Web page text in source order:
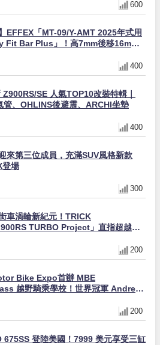
600
EFFEX「MT-09/Y-AMT 2025年式用
Fit Bar Plus」！高7mm後移16mm
400
SE 人氣TOP10改裝特輯｜
管、OHLINS後避震、ARCHI坐墊
400
來第三位成員，充滿SUV風格新款
登場
300
車渦輪新紀元！TRICK
TURBO Project」直指超越
200
Bike Expo首辦 MBE
越野騎乘學校！世界冠軍 Andrea
200
675SS 登陸美國！7999 美元享受三缸